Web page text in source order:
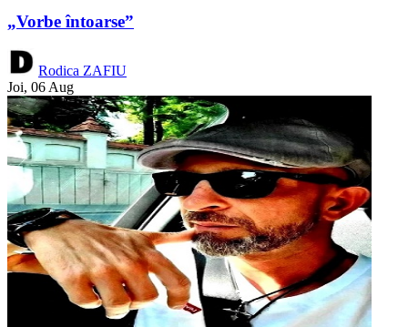
„Vorbe întoarse”
Rodica ZAFIU
Joi, 06 Aug